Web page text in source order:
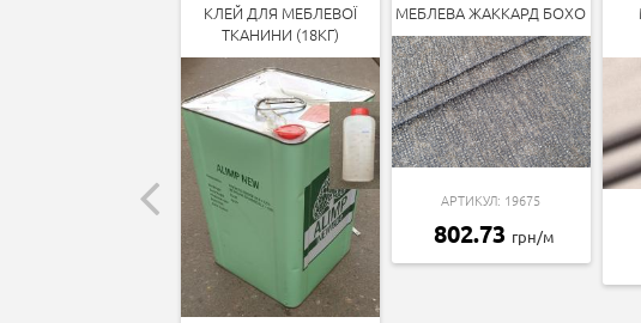
КЛЕЙ ДЛЯ МЕБЛЕВОЇ
ТКАНИНИ (18КГ)
МЕБЛЕВА ЖАККАРД БОХО
АРТИКУЛ: 19675
802.73 грн/м